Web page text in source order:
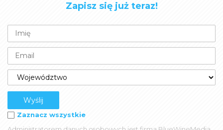
Zapisz się już teraz!
Zaznacz wszystkie